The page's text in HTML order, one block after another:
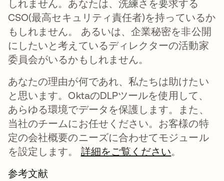
しれません。あなたは、洗練さを要求する
CSO(最高セキュリティ責任者)を持っているか
もしれません。 あるいは、企業秘密を非公開
にしたいと考えているディレクターの活動家
委員会がいるかもしれません。
あなたの理由が何であれ、私たちは助けたい
と思います。OktaのDLPツールを使用して、
あらゆる環境でデータを保護します。また、
当社のチームにお任せください。お客様の特
定の会社概要のニーズに合わせてモジュール
を設定します。 詳細をご覧ください。
参考文献